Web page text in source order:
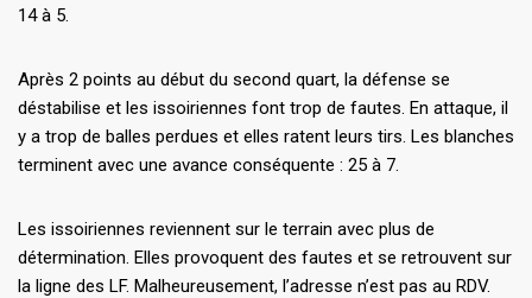
14 à 5.
Après 2 points au début du second quart, la défense se
déstabilise et les issoiriennes font trop de fautes. En attaque, il
y a trop de balles perdues et elles ratent leurs tirs. Les blanches
terminent avec une avance conséquente : 25 à 7.
Les issoiriennes reviennent sur le terrain avec plus de
détermination. Elles provoquent des fautes et se retrouvent sur
la ligne des LF. Malheureusement, l’adresse n’est pas au RDV.